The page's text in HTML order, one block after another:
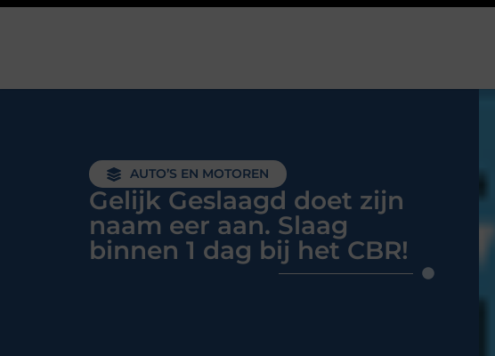
AUTO’S EN MOTOREN
Gelijk Geslaagd doet zijn
naam eer aan. Slaag
binnen 1 dag bij het CBR!